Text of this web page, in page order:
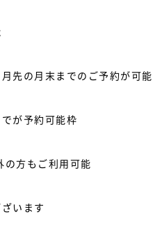
先の月末までのご予約が可能
が予約可能枠
方もご利用可能
います